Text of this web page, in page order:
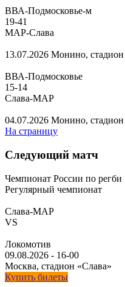
ВВА-Подмосковье-м
19-41
МАР-Слава
13.07.2026 Монино,
ВВА-Подмосковье
15-14
Слава-МАР
04.07.2026 Монино,
На страницу
Следующий матч
Чемпионат России по регби
Регулярный чемпионат
Слава-МАР
VS
Локомотив
09.08.2026 - 16-00
Москва, стадион «Слава»
Купить билеты